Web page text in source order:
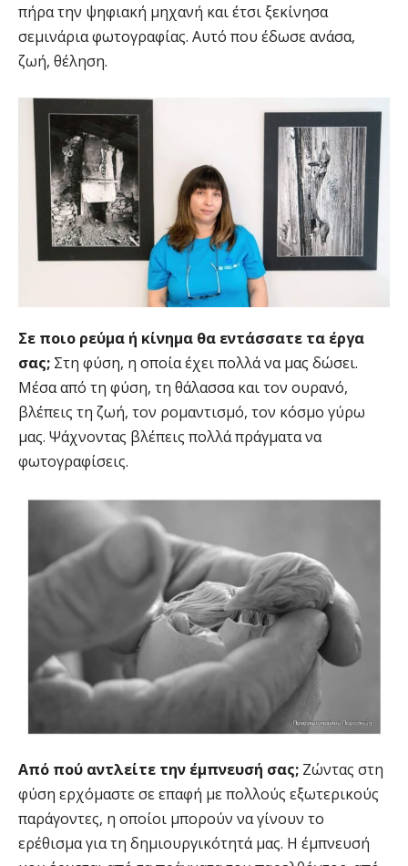
πήρα την ψηφιακή μηχανή και έτσι ξεκίνησα
σεμινάρια φωτογραφίας. Αυτό που έδωσε ανάσα,
ζωή, θέληση.
Σε ποιο ρεύμα ή κίνημα θα εντάσσατε τα έργα
σας; Στη φύση, η οποία έχει πολλά να μας δώσει.
Μέσα από τη φύση, τη θάλασσα και τον ουρανό,
βλέπεις τη ζωή, τον ρομαντισμό, τον κόσμο γύρω
μας. Ψάχνοντας βλέπεις πολλά πράγματα να
φωτογραφίσεις.
Από πού αντλείτε την έμπνευσή σας; Ζώντας στη
φύση ερχόμαστε σε επαφή με πολλούς εξωτερικούς
παράγοντες, η οποίοι μπορούν να γίνουν το
ερέθισμα για τη δημιουργικότητά μας. Η έμπνευσή